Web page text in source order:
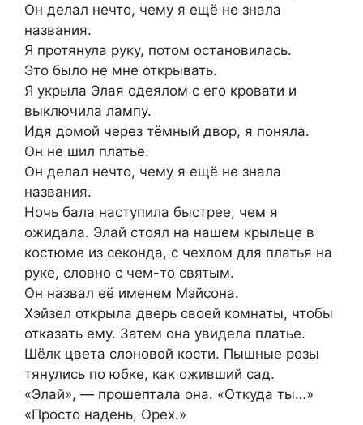
Он делал нечто, чему я ещё не знала
названия.
Я протянула руку, потом остановилась.
Это было не мне открывать.
Я укрыла Элая одеялом с его кровати и
выключила лампу.
Идя домой через тёмный двор, я поняла.
Он не шил платье.
Он делал нечто, чему я ещё не знала
названия.
Ночь бала наступила быстрее, чем я
ожидала. Элай стоял на нашем крыльце в
костюме из секонда, с чехлом для платья на
руке, словно с чем-то святым.
Он назвал её именем Мэйсона.
Хэйзел открыла дверь своей комнаты, чтобы
отказать ему. Затем она увидела платье.
Шёлк цвета слоновой кости. Пышные розы
тянулись по юбке, как оживший сад.
«Элай», — прошептала она. «Откуда ты…»
«Просто надень, Орех.»